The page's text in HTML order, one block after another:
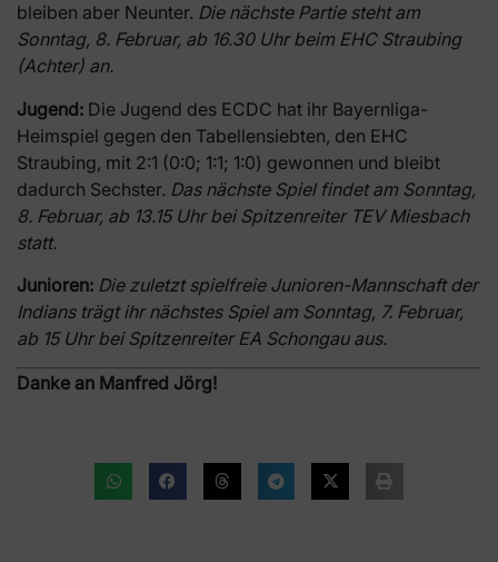
bleiben aber Neunter. Die nächste Partie steht am
Sonntag, 8. Februar, ab 16.30 Uhr beim EHC Straubing
(Achter) an.
Jugend: Die Jugend des ECDC hat ihr Bayernliga-
Heimspiel gegen den Tabellensiebten, den EHC
Straubing, mit 2:1 (0:0; 1:1; 1:0) gewonnen und bleibt
dadurch Sechster. Das nächste Spiel findet am Sonntag,
8. Februar, ab 13.15 Uhr bei Spitzenreiter TEV Miesbach
statt.
Junioren: Die zuletzt spielfreie Junioren-Mannschaft der
Indians trägt ihr nächstes Spiel am Sonntag, 7. Februar,
ab 15 Uhr bei Spitzenreiter EA Schongau aus.
Danke an Manfred Jörg!